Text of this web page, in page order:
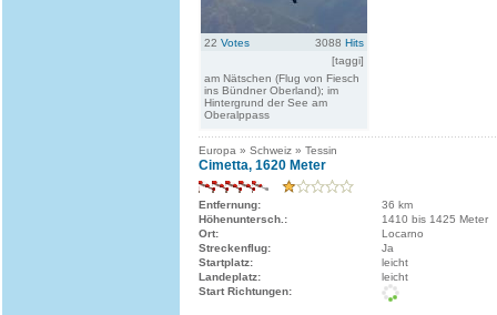
22 Votes 3088 Hits
[taggi]
am Nätschen (Flug von Fiesch
ins Bündner Oberland); im
Hintergrund der See am
Oberalppass
Europa » Schweiz » Tessin
Cimetta, 1620 Meter
Entfernung:
36 km
Höhenuntersch.:
1410 bis 1425 Meter
Ort:
Locarno
Streckenflug:
Ja
Startplatz:
leicht
Landeplatz:
leicht
Start Richtungen: